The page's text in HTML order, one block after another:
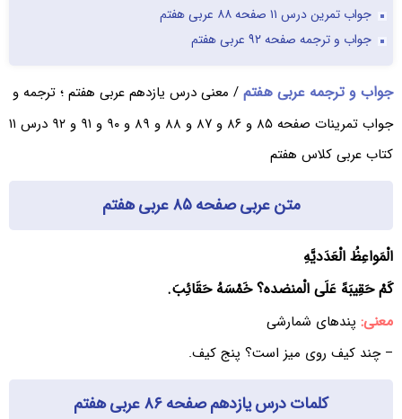
جواب تمرین درس ۱۱ صفحه ۸۸ عربی هفتم
جواب و ترجمه صفحه ۹۲ عربی هفتم
جواب و ترجمه عربی هفتم / معنی درس یازدهم عربی هفتم ؛ ترجمه و
جواب تمرینات صفحه ۸۵ و ۸۶ و ۸۷ و ۸۸ و ۸۹ و ۹۰ و ۹۱ و ۹۲ درس ۱۱
کتاب عربی کلاس هفتم
متن عربی صفحه ۸۵ عربی هفتم
الْمَواعِظُ الْعَدَدیَّهِ
کَمْ حَقِیبَهً عَلَى الْمنضده؟ خَمْسَهُ حَقَائِبَ.
معنی: پندهای شمارشی
– چند کیف روی میز است؟ پنج کیف.
کلمات درس یازدهم صفحه ۸۶ عربی هفتم